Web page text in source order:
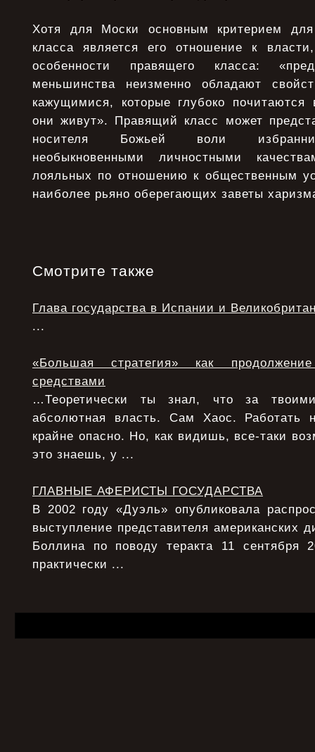
Хотя для Моски основным критерием
класса является его отношение к
особенности правящего класса:
меньшинства неизменно обладают
кажущимися, которые глубоко
они живут». Правящий класс может
носителя Божьей воли
необыкновенными личностными
лояльных по отношению к общественным
наиболее рьяно оберегающих заветы
Смотрите также
Глава государства в Испании и
...
«Большая стратегия» как
средствами
…Теоретически ты знал, что за
абсолютная власть. Сам Хаос. Работать
крайне опасно. Но, как видишь, все-таки
это знаешь, у ...
ГЛАВНЫЕ АФЕРИСТЫ ГОСУДАРСТВА
В 2002 году «Дуэль» опубликовала
выступление представителя американских
Боллина по поводу теракта 11
практически ...